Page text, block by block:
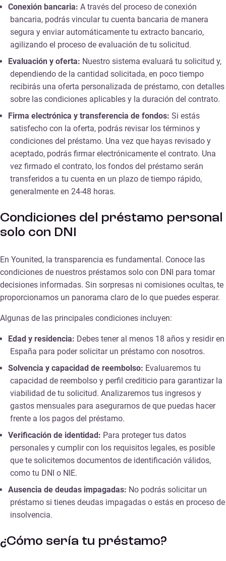
Conexión bancaria: A través del proceso de conexión
bancaria, podrás vincular tu cuenta bancaria de manera
segura y enviar automáticamente tu extracto bancario,
agilizando el proceso de evaluación de tu solicitud.
Evaluación y oferta: Nuestro sistema evaluará tu solicitud y,
dependiendo de la cantidad solicitada, en poco tiempo
recibirás una oferta personalizada de préstamo, con detalles
sobre las condiciones aplicables y la duración del contrato.
Firma electrónica y transferencia de fondos: Si estás
satisfecho con la oferta, podrás revisar los términos y
condiciones del préstamo. Una vez que hayas revisado y
aceptado, podrás firmar electrónicamente el contrato. Una
vez firmado el contrato, los fondos del préstamo serán
transferidos a tu cuenta en un plazo de tiempo rápido,
generalmente en 24-48 horas.
Condiciones del préstamo personal
solo con DNI
En Younited, la transparencia es fundamental. Conoce las
condiciones de nuestros préstamos solo con DNI para tomar
decisiones informadas. Sin sorpresas ni comisiones ocultas, te
proporcionamos un panorama claro de lo que puedes esperar.
Algunas de las principales condiciones incluyen:
Edad y residencia: Debes tener al menos 18 años y residir en
España para poder solicitar un préstamo con nosotros.
Solvencia y capacidad de reembolso: Evaluaremos tu
capacidad de reembolso y perfil crediticio para garantizar la
viabilidad de tu solicitud. Analizaremos tus ingresos y
gastos mensuales para asegurarnos de que puedas hacer
frente a los pagos del préstamo.
Verificación de identidad: Para proteger tus datos
personales y cumplir con los requisitos legales, es posible
que te solicitemos documentos de identificación válidos,
como tu DNI o NIE.
Ausencia de deudas impagadas: No podrás solicitar un
préstamo si tienes deudas impagadas o estás en proceso de
insolvencia.
¿Cómo sería tu préstamo?